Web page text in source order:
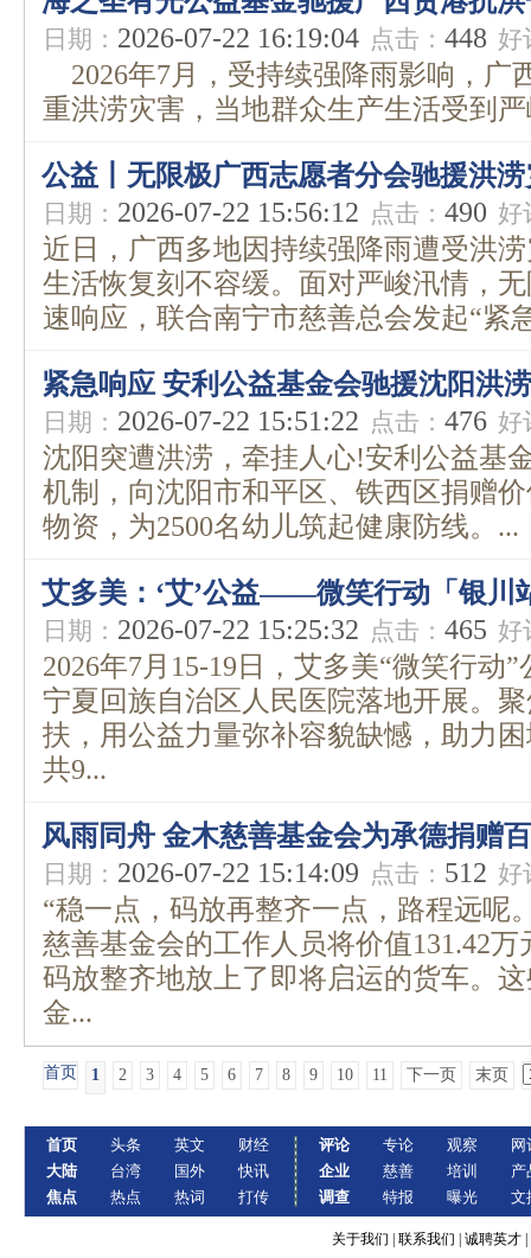
日期： 2026-07-22 16:19:04 点击： 448 好
2026年7月，受持续强降雨影响，广
重洪涝灾害，当地群众生产生活受到
公益丨无限极广西志愿者分会驰援洪
日期： 2026-07-22 15:56:12 点击： 490 好
近日，广西多地因持续强降雨遭受洪
生活恢复刻不容缓。面对严峻汛情，
速响应，联合南宁市慈善总会发起“紧
紧急响应 安利公益基金会驰援沈阳洪
日期： 2026-07-22 15:51:22 点击： 476 好
沈阳突遭洪涝，牵挂人心!安利公益基
机制，向沈阳市和平区、铁西区捐赠
物资，为2500名幼儿筑起健康防线。...
艾多美：‘艾’公益——微笑行动「银川
日期： 2026-07-22 15:25:32 点击： 465 好
2026年7月15-19日，艾多美“微笑行动
宁夏回族自治区人民医院落地开展。
扶，用公益力量弥补容貌缺憾，助力
共9...
风雨同舟 金木慈善基金会为承德捐赠
日期： 2026-07-22 15:14:09 点击： 512 好
“稳一点，码放再整齐一点，路程远呢
慈善基金会的工作人员将价值131.42
码放整齐地放上了即将启运的货车。
金...
首页 1 2 3 4 5 6 7 8 9 10 11 下一页 末页
首页
大陆
焦点
头条
台湾
热点
英文
国外
热词
财经
快讯
打传
评论
企业
调查
专论
慈善
特报
观察
培训
曝光
网
产
文
关于我们 联系我们 诚聘英才